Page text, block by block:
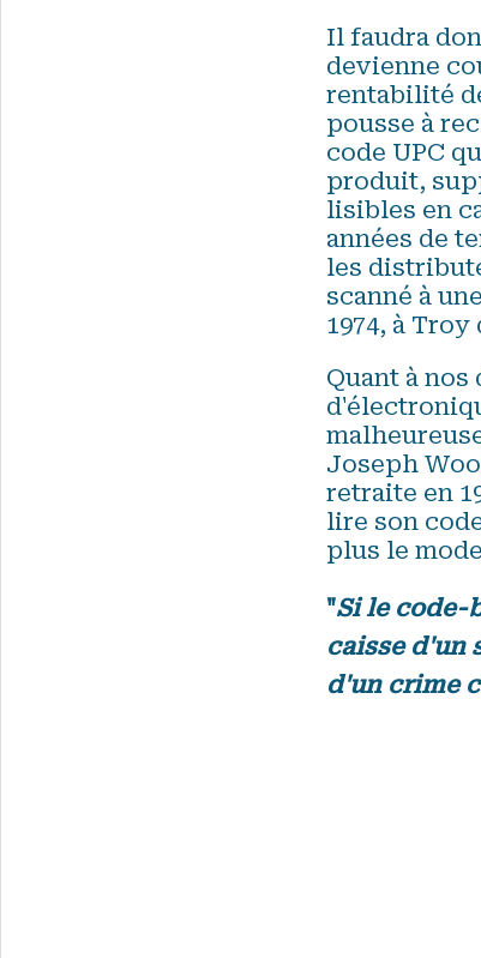
Il faudra
devienne
rentabilité
pousse à
code UPC
produit,
lisibles en
années de
les
scanné à
1974, à
Quant à
Joseph
retraite en
lire son
plus le
"Si le code-
caisse d'un
d'un crime